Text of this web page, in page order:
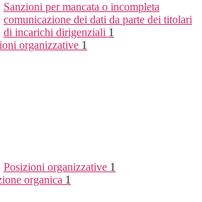
Sanzioni per mancata o incompleta
comunicazione dei dati da parte dei titolari
di incarichi dirigenziali 1
organizzative 1
Posizioni organizzative 1
organica 1